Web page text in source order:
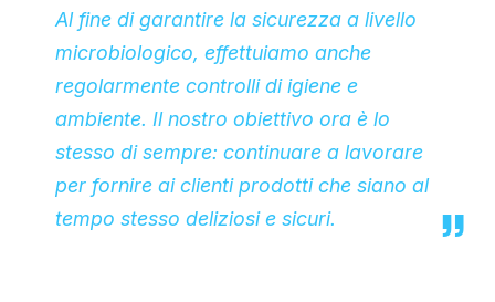
Al fine di garantire la sicurezza a livello
microbiologico, effettuiamo anche
regolarmente controlli di igiene e
ambiente. Il nostro obiettivo ora è lo
stesso di sempre: continuare a lavorare
per fornire ai clienti prodotti che siano al
tempo stesso deliziosi e sicuri.